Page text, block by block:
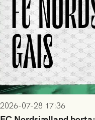
2026-07-28 17:36